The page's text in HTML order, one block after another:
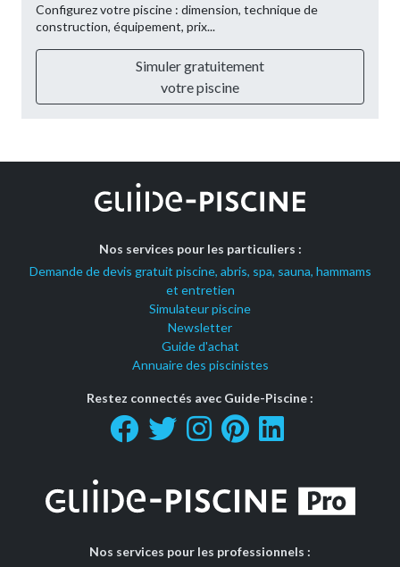
Configurez votre piscine : dimension, technique de
construction, équipement, prix...
Simuler gratuitement
votre piscine
Nos services pour les particuliers :
Demande de devis gratuit piscine, abris, spa, sauna, hammams
et entretien
Simulateur piscine
Newsletter
Guide d'achat
Annuaire des piscinistes
Restez connectés avec Guide-Piscine :
Nos services pour les professionnels :